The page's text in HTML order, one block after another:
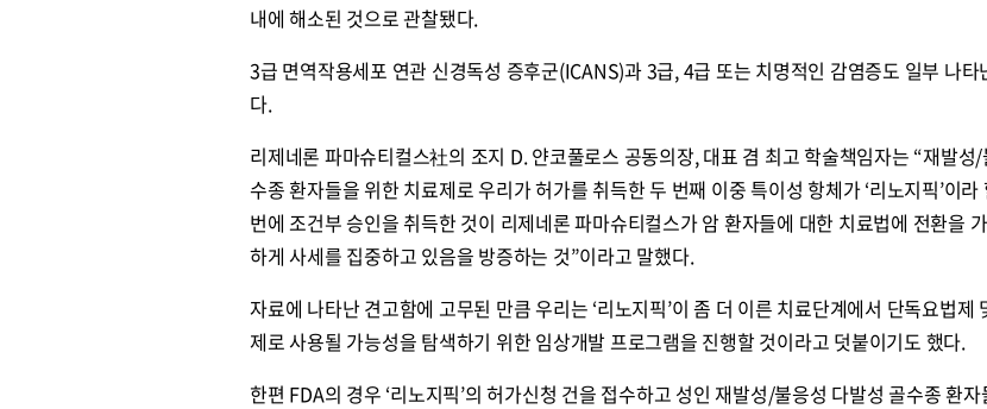
내에 해소된 것으로 관찰됐다.
3급 면역작용세포 연관 신경독성 증후군(ICANS)과 3급, 4급 또는 치명적인 감염증도 일부 나타
다.
리제네론 파마슈티컬스社의 조지 D. 얀코풀로스 공동의장, 대표 겸 최고 학술책임자는 “재발성
수종 환자들을 위한 치료제로 우리가 허가를 취득한 두 번째 이중 특이성 항체가 ‘리노지픽’이라
번에 조건부 승인을 취득한 것이 리제네론 파마슈티컬스가 암 환자들에 대한 치료법에 전환을
하게 사세를 집중하고 있음을 방증하는 것”이라고 말했다.
자료에 나타난 견고함에 고무된 만큼 우리는 ‘리노지픽’이 좀 더 이른 치료단계에서 단독요법제
제로 사용될 가능성을 탐색하기 위한 임상개발 프로그램을 진행할 것이라고 덧붙이기도 했다.
한편 FDA의 경우 ‘리노지픽’의 허가신청 건을 접수하고 성인 재발성/불응성 다발성 골수종 환